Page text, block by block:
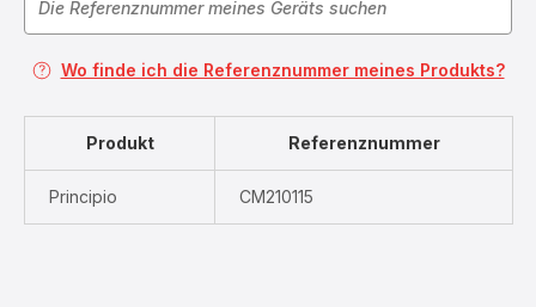
Wo finde ich die Referenznummer meines Produkts?
Produkt Referenznummer
Principio CM210115